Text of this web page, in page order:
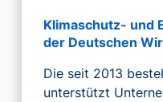
Klimaschutz- und
der Deutschen
Die seit 2013
unterstützt